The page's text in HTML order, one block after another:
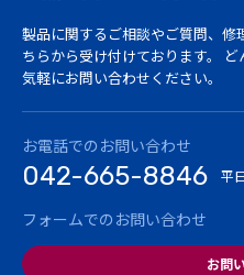
製品に関するご相談やご質問、
ちらから受け付けております。
ど
気軽にお問い合わせください。
お電話でのお問い合わせ
042-665-8846 平
フォームでのお問い合わせ
お問